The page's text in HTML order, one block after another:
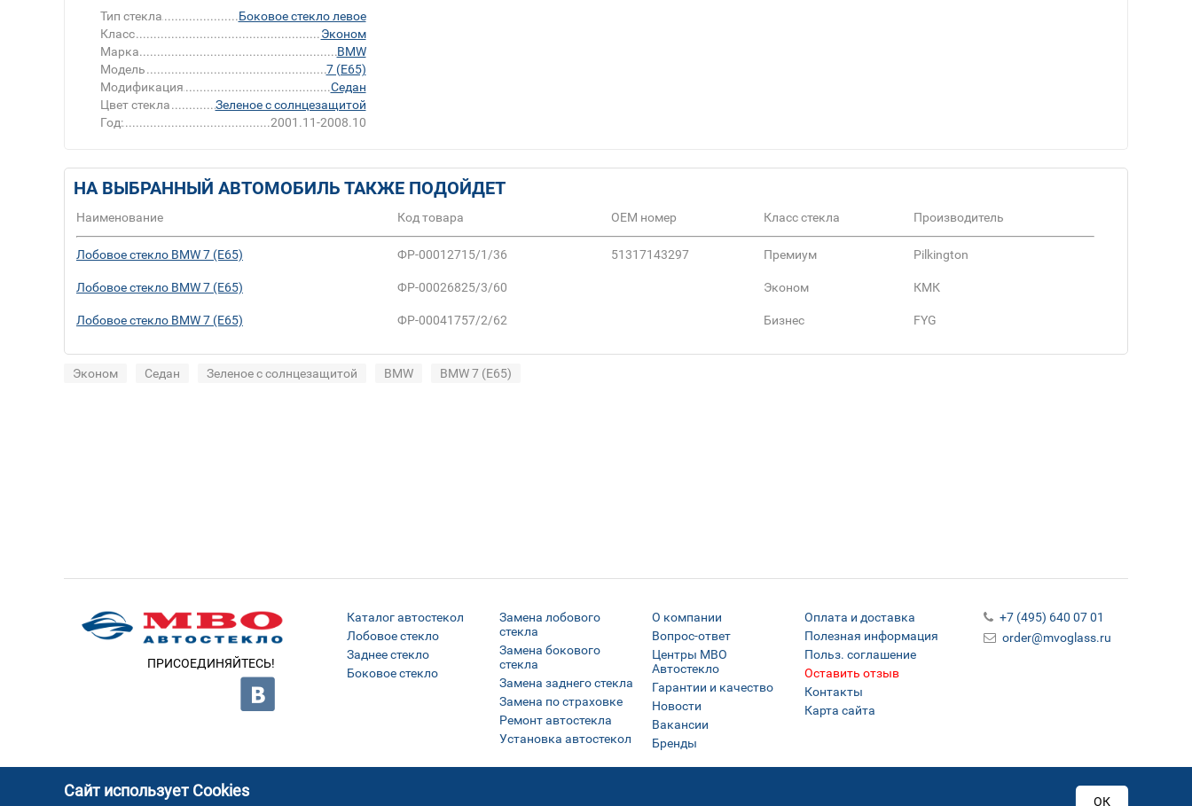
Тип стекла
Боковое стекло левое
Класс
Эконом
Марка
BMW
Модель
7 (E65)
Модификация
Седан
Цвет стекла
Зеленое с солнцезащитой
Год:
2001.11-2008.10
НА ВЫБРАННЫЙ АВТОМОБИЛЬ ТАКЖЕ ПОДОЙДЕТ
Наименование Код товара ОЕМ номер Класс стекла Производитель
Лобовое стекло BMW 7 (E65) ФР-00012715/1/36 51317143297 Премиум Pilkington
Лобовое стекло BMW 7 (E65) ФР-00026825/3/60 Эконом КМК
Лобовое стекло BMW 7 (E65) ФР-00041757/2/62 Бизнес FYG
Эконом Седан Зеленое с солнцезащитой BMW BMW 7 (E65)
ПРИСОЕДИНЯЙТЕСЬ!
Каталог автостекол
Лобовое стекло
Заднее стекло
Боковое стекло
Замена лобового
стекла
Замена бокового
стекла
Замена заднего стекла
Замена по страховке
Ремонт автостекла
Установка автостекол
О компании
Вопрос-ответ
Центры МВО
Автостекло
Гарантии и качество
Новости
Вакансии
Бренды
Оплата и доставка
Полезная информация
Польз. соглашение
Оставить отзыв
Контакты
Карта сайта
+7 (495) 640 07 01
order@mvoglass.ru
Сайт использует Cookies
ОК